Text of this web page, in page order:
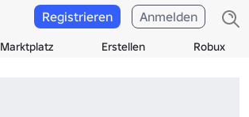
Marktplatz Erstellen Robux
Registrieren Anmelden